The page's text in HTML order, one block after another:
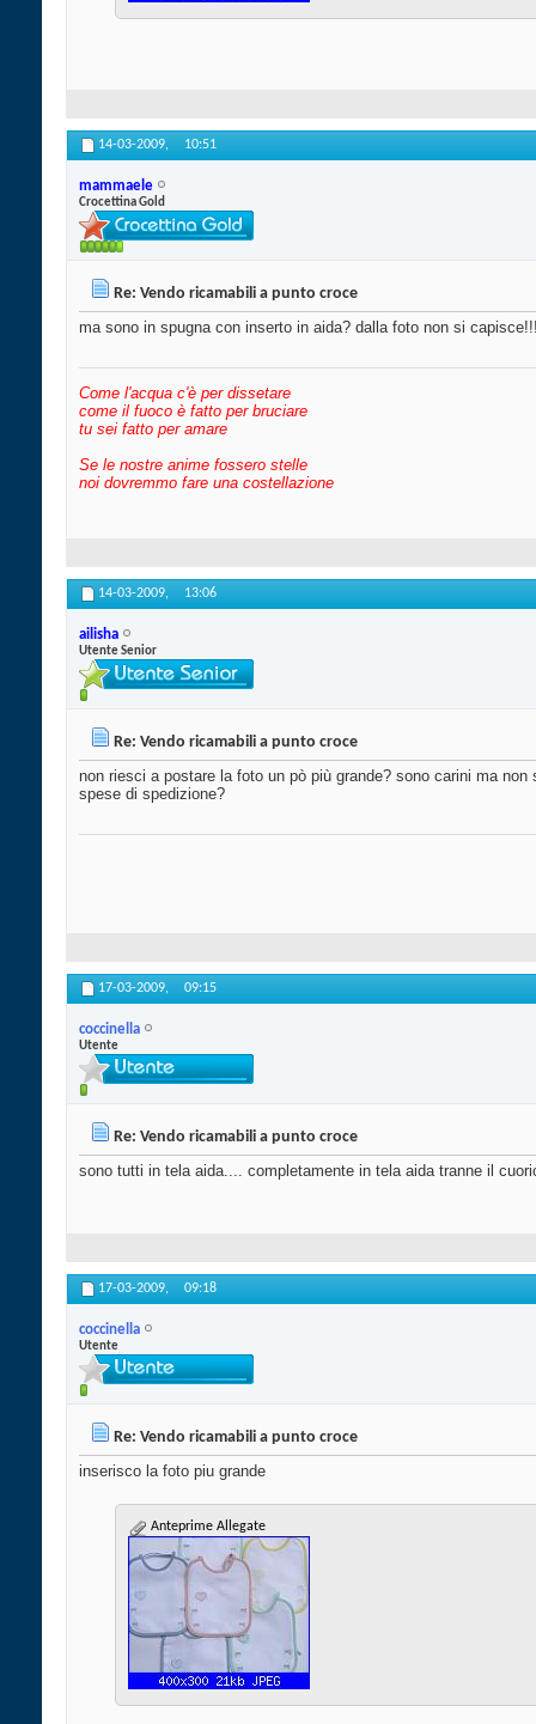
14-03-2009, 10:51
mammaele
Crocettina Gold
Re: Vendo ricamabili a punto croce
ma sono in spugna con inserto in aida? dalla foto non si
Come l'acqua c'è per dissetare
come il fuoco è fatto per bruciare
tu sei fatto per amare
Se le nostre anime fossero stelle
noi dovremmo fare una costellazione
14-03-2009, 13:06
ailisha
Utente Senior
Re: Vendo ricamabili a punto croce
non riesci a postare la foto un pò più grande? sono carini ma
spese di spedizione?
17-03-2009, 09:15
coccinella
Utente
Re: Vendo ricamabili a punto croce
sono tutti in tela aida.... completamente in tela aida tranne il
17-03-2009, 09:18
coccinella
Utente
Re: Vendo ricamabili a punto croce
inserisco la foto piu grande
Anteprime Allegate